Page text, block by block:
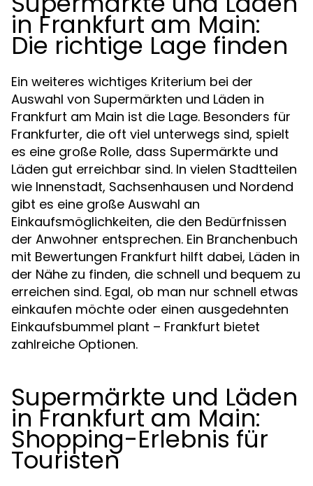
in Frankfurt am Main:
Die richtige Lage finden
Ein weiteres wichtiges Kriterium bei der
Auswahl von Supermärkten und Läden in
Frankfurt am Main ist die Lage. Besonders für
Frankfurter, die oft viel unterwegs sind, spielt
es eine große Rolle, dass Supermärkte und
Läden gut erreichbar sind. In vielen Stadtteilen
wie Innenstadt, Sachsenhausen und Nordend
gibt es eine große Auswahl an
Einkaufsmöglichkeiten, die den Bedürfnissen
der Anwohner entsprechen. Ein Branchenbuch
mit Bewertungen Frankfurt hilft dabei, Läden in
der Nähe zu finden, die schnell und bequem zu
erreichen sind. Egal, ob man nur schnell etwas
einkaufen möchte oder einen ausgedehnten
Einkaufsbummel plant – Frankfurt bietet
zahlreiche Optionen.
Supermärkte und Läden
in Frankfurt am Main:
Shopping-Erlebnis für
Touristen